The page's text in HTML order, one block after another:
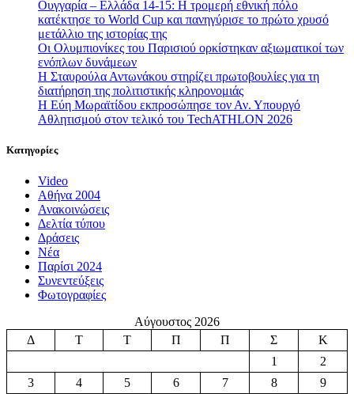
Ουγγαρία – Ελλάδα 14-15: Η τρομερή εθνική πόλο
κατέκτησε το World Cup και πανηγύρισε το πρώτο χρυσό
μετάλλιο της ιστορίας της
Οι Ολυμπιονίκες του Παρισιού ορκίστηκαν αξιωματικοί των
ενόπλων δυνάμεων
Η Σταυρούλα Αντωνάκου στηρίζει πρωτοβουλίες για τη
διατήρηση της πολιτιστικής κληρονομιάς
Η Εύη Μωραϊτίδου εκπροσώπησε τον Αν. Υπουργό
Αθλητισμού στον τελικό του TechATHLON 2026
Κατηγορίες
Video
Αθήνα 2004
Ανακοινώσεις
Δελτία τύπου
Δράσεις
Νέα
Παρίσι 2024
Συνεντεύξεις
Φωτογραφίες
Αύγουστος 2026
Δ
Τ Τ Π Π Σ
Κ
1
2
3
4 5 6 7 8
9